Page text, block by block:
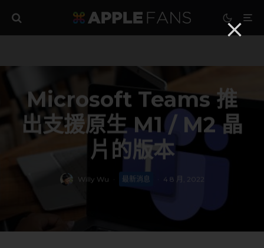
Microsoft Teams 推
出支援原生 M1 / M2 晶
片的版本
Willy Wu 最新消息 4 8 月, 2022